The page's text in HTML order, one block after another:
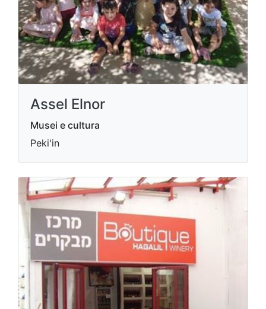
Assel Elnor
Musei e cultura
Peki'in